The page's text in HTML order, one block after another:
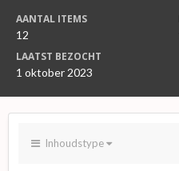
AANTAL ITEMS
12
LAATST BEZOCHT
1 oktober 2023
Inhoudstype